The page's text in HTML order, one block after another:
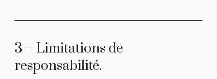
3 – Limitations de
responsabilité.